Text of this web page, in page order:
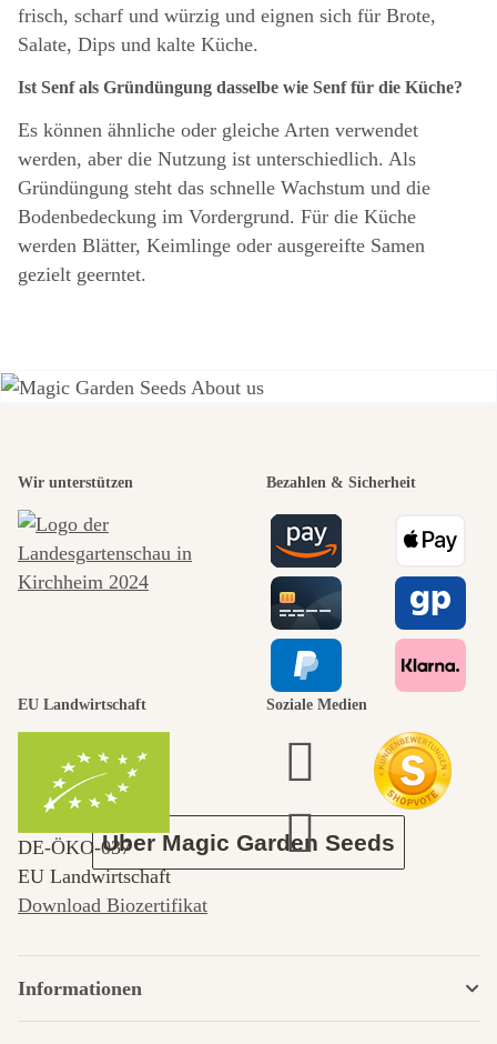
frisch, scharf und würzig und eignen sich für Brote,
Salate, Dips und kalte Küche.
Ist Senf als Gründüngung dasselbe wie Senf für die Küche?
Es können ähnliche oder gleiche Arten verwendet
werden, aber die Nutzung ist unterschiedlich. Als
Gründüngung steht das schnelle Wachstum und die
Bodenbedeckung im Vordergrund. Für die Küche
werden Blätter, Keimlinge oder ausgereifte Samen
gezielt geerntet.
schönsten
Wege zu uns
selbst führt
durch den
Garten
Über Magic Garden Seeds
Wir unterstützen Bezahlen & Sicherheit
EU Landwirtschaft
DE‑ÖKO‑037
EU Landwirtschaft
Download Biozertifikat
Soziale Medien
Informationen